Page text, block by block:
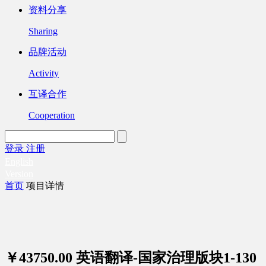
资料分享
Sharing
品牌活动
Activity
互译合作
Cooperation
登录 注册
首页 项目详情
￥43750.00 英语翻译-国家治理版块1-130